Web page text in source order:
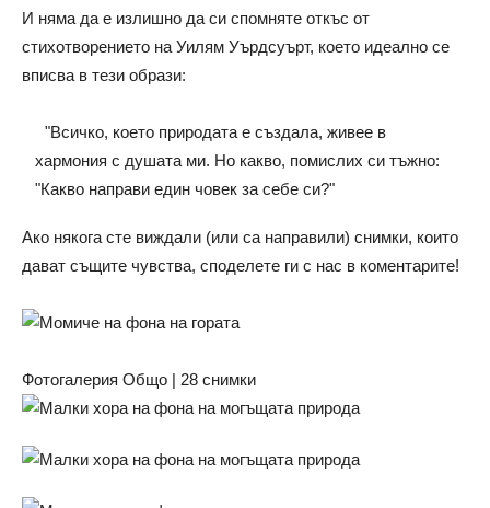
И няма да е излишно да си спомняте откъс от
стихотворението на Уилям Уърдсуърт, което идеално се
вписва в тези образи:
"Всичко, което природата е създала, живее в
хармония с душата ми. Но какво, помислих си тъжно:
"Какво направи един човек за себе си?"
Ако някога сте виждали (или са направили) снимки, които
дават същите чувства, споделете ги с нас в коментарите!
Фотогалерия Общо | 28 снимки